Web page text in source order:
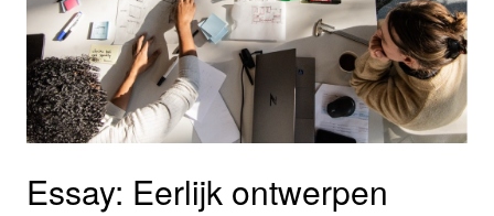
Essay: Eerlijk ontwerpen